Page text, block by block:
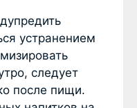
устранением
следует
после пищи.